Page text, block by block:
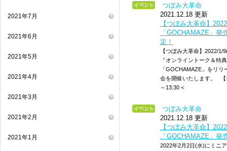
2021年7月
2021年6月
2021年5月
2021年4月
2021年3月
2021年2月
2021年1月
つぼみ大革命
2021.12.18 更新
【つぼみ大革命】
「GOCHAMAZE」
定！
【つぼみ大革命】2022/
『オンライントーク＆特
「GOCHAMAZE」をリ
会を開催いたします。
～13:30 <
つぼみ大革命
2021.12.18 更新
【つぼみ大革命】
「GOCHAMAZE」発
2022年2月2日(水)にミニ